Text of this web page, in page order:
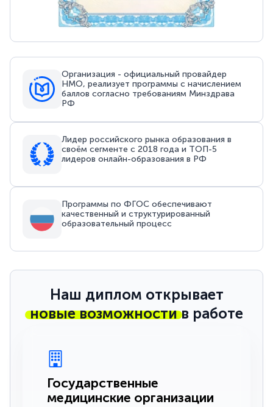
Организация - официальный провайдер
НМО, реализует программы с начислением
баллов согласно требованиям Минздрава
РФ
Лидер российского рынка образования в
своём сегменте с 2018 года и ТОП-5
лидеров онлайн-образования в РФ
Программы по ФГОС обеспечивают
качественный и структурированный
образовательный процесс
Наш диплом открывает
новые возможностив работе
Государственные
медицинские организации